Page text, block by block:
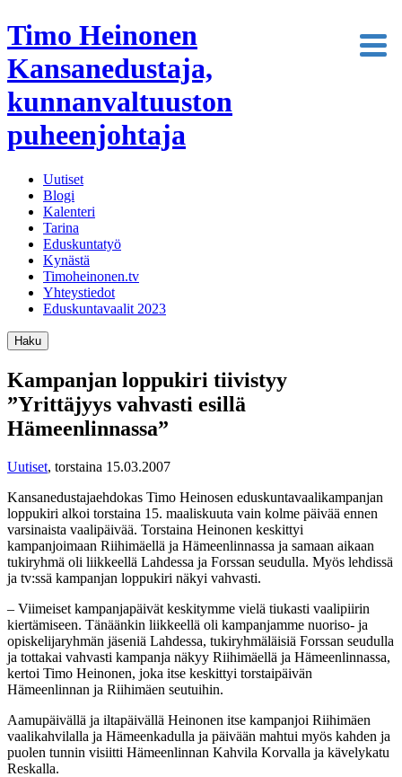
Timo Heinonen
Kansanedustaja,
kunnanvaltuuston
puheenjohtaja
Uutiset
Blogi
Kalenteri
Tarina
Eduskuntatyö
Kynästä
Timoheinonen.tv
Yhteystiedot
Eduskuntavaalit 2023
Haku
Kampanjan loppukiri tiivistyy
”Yrittäjyys vahvasti esillä
Hämeenlinnassa”
Uutiset, torstaina 15.03.2007
Kansanedustajaehdokas Timo Heinosen eduskuntavaalikampanjan
loppukiri alkoi torstaina 15. maaliskuuta vain kolme päivää ennen
varsinaista vaalipäivää. Torstaina Heinonen keskittyi
kampanjoimaan Riihimäellä ja Hämeenlinnassa ja samaan aikaan
tukiryhmä oli liikkeellä Lahdessa ja Forssan seudulla. Myös lehdissä
ja tv:ssä kampanjan loppukiri näkyi vahvasti.
– Viimeiset kampanjapäivät keskitymme vielä tiukasti vaalipiirin
kiertämiseen. Tänäänkin liikkeellä oli kampanjamme nuoriso- ja
opiskelijaryhmän jäseniä Lahdessa, tukiryhmäläisiä Forssan seudulla
ja tottakai vahvasti kampanja näkyy Riihimäellä ja Hämeenlinnassa,
kertoi Timo Heinonen, joka itse keskittyi torstaipäivän
Hämeenlinnan ja Riihimäen seutuihin.
Aamupäivällä ja iltapäivällä Heinonen itse kampanjoi Riihimäen
vaalikahvilalla ja Hämeenkadulla ja päivään mahtui myös kahden ja
puolen tunnin visiitti Hämeenlinnan Kahvila Korvalla ja kävelykatu
Reskalla.